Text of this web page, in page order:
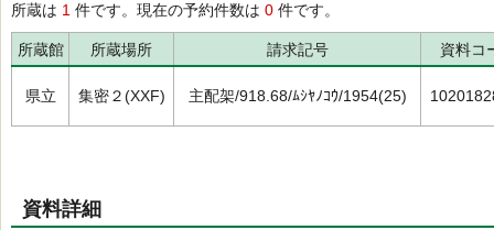
所蔵は 1 件です。現在の予約件数は 0 件です。
所蔵館 所蔵場所 請求記号 資料コ
県立 集密２(XXF) 主配架/918.68/ﾑｼﾔﾉｺｳ/1954(25)
資料詳細